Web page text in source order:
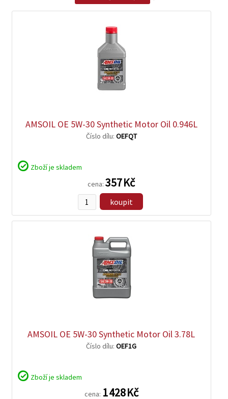
AMSOIL OE 5W-30 Synthetic Motor Oil 0.946L
cena:357 Kč
Číslo dílu: OEFQT
koupit
Zboží je skladem
AMSOIL OE 5W-30 Synthetic Motor Oil 3.78L
cena: 1 428 Kč
Číslo dílu:OEF1G
Zboží je skladem
zobrazit
zobrazit